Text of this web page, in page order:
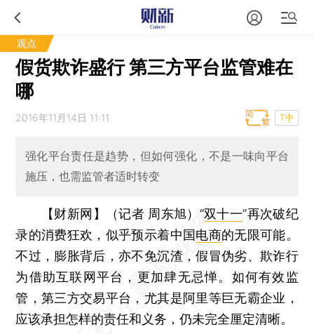
观点
假货欺诈盛行 第三方平台监管难在
哪
2016年11月14日 11:11 T中
强化平台责任是趋势，但如何强化，不是一味向平台
施压，也需监管者适时转变
【财新网】（记者 周东旭） “双十一”再次破纪
录的消费狂欢，似乎预示着中国电商的无限可能。
不过，膨胀背后，亦不免沉渣，假冒伪劣、欺诈行
为借助互联网平台，更加肆无忌惮。如何有效监
管，第三方交易平台，尤其是阿里等巨无霸企业，
应该承担怎样的责任和义务，仍未完全厘定清晰。